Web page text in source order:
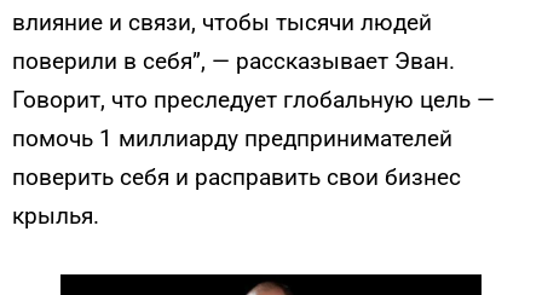
влияние и связи, чтобы тысячи людей
поверили в себя”, — рассказывает Эван.
Говорит, что преследует глобальную цель —
помочь 1 миллиарду предпринимателей
поверить себя и расправить свои бизнес
крылья.